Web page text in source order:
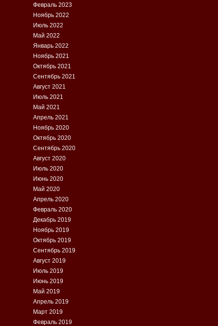
Февраль 2023
Ноябрь 2022
Июль 2022
Май 2022
Январь 2022
Ноябрь 2021
Октябрь 2021
Сентябрь 2021
Август 2021
Июль 2021
Май 2021
Апрель 2021
Ноябрь 2020
Октябрь 2020
Сентябрь 2020
Август 2020
Июль 2020
Июнь 2020
Май 2020
Апрель 2020
Февраль 2020
Декабрь 2019
Ноябрь 2019
Октябрь 2019
Сентябрь 2019
Август 2019
Июль 2019
Июнь 2019
Май 2019
Апрель 2019
Март 2019
Февраль 2019